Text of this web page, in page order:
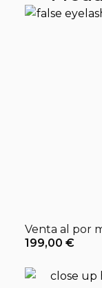
Venta al por
199,00 €